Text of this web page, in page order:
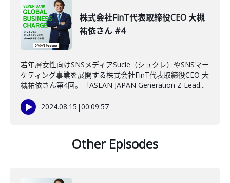
株式会社FinT代表取締役CEO 大槻
祐依さん #4
若年層女性向けSNSメディアSucle（シュクレ）やSNSマー
ケティング事業を展開する株式会社FinT代表取締役CEO 大
槻祐依さん第4回。「ASEAN JAPAN Generation Z Lead...
2024.08.15 |00:09:57
Other Episodes